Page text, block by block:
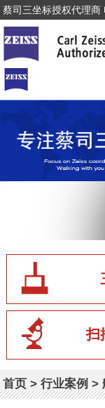
蔡司三坐标授权代理
扫
首页 >行业案例 >